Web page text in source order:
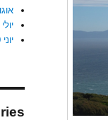
יולי
יוני 2010